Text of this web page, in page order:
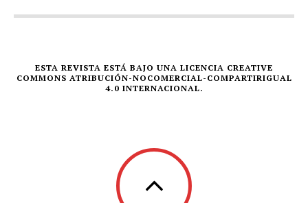
ESTA REVISTA ESTÁ BAJO UNA LICENCIA CREATIVE
COMMONS ATRIBUCIÓN-NOCOMERCIAL-COMPARTIRIGUAL
4.0 INTERNACIONAL.